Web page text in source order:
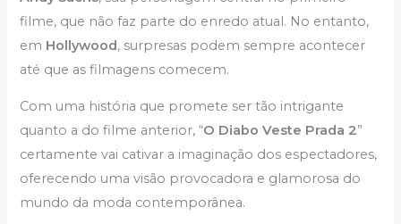
filme, que não faz parte do enredo atual. No entanto,
em Hollywood, surpresas podem sempre acontecer
até que as filmagens comecem.
Com uma história que promete ser tão intrigante
quanto a do filme anterior, “O Diabo Veste Prada 2”
certamente vai cativar a imaginação dos espectadores,
oferecendo uma visão provocadora e glamorosa do
mundo da moda contemporânea.